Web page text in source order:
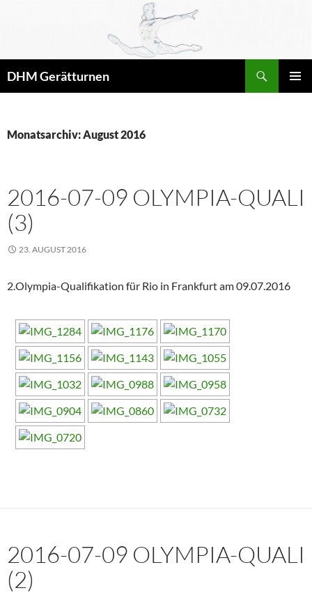
DHM Gerätturnen
Monatsarchiv: August 2016
2016-07-09 OLYMPIA-QUALI
(3)
23. AUGUST 2016
2.Olympia-Qualifikation für Rio in Frankfurt am 09.07.2016
2016-07-09 OLYMPIA-QUALI
(2)